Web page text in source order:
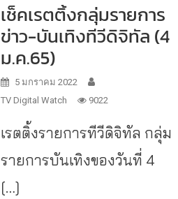
เช็คเรตติ้งกลุ่มรายการ
ข่าว-บันเทิงทีวีดิจิทัล (4
ม.ค.65)
5 มกราคม 2022
TV Digital Watch
9022
เรตติ้งรายการทีวีดิจิทัล กลุ่ม
รายการบันเทิงของวันที่ 4
[…]